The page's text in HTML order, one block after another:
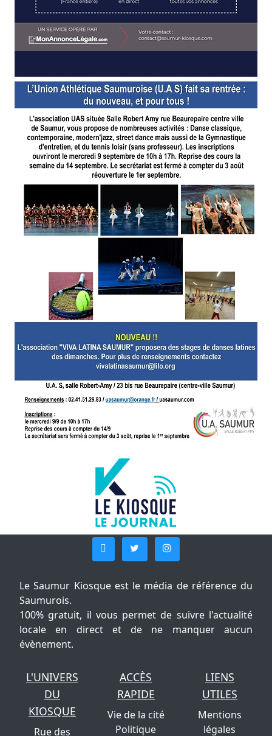
Le Saumur Kiosque est le média de référence du
Saumurois.
100% gratuit, il vous permet de suivre l'actualité
locale en direct et de ne manquer aucun
évènement.
L'UNIVERS
DU
KIOSQUE
Rue des
ACCÈS
RAPIDE
Vie de la cité
Politique
LIENS
UTILES
Mentions
légales